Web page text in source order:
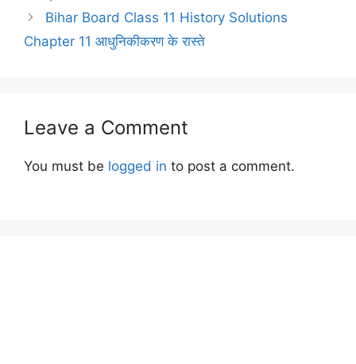
Bihar Board Class 11 History Solutions
Chapter 11 आधुनिकीकरण के रास्ते
Leave a Comment
You must be logged in to post a comment.